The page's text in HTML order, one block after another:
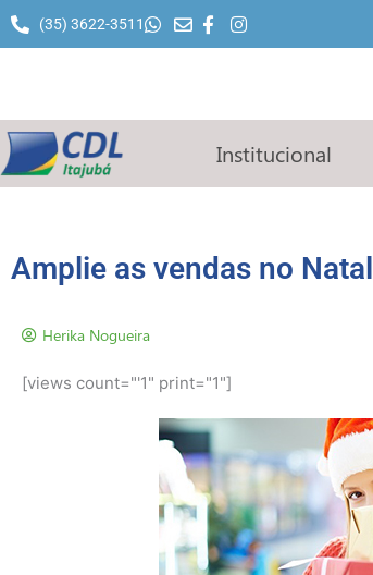
para
(35) 3622-3511
Institucional
Amplie as vendas no Natal
Herika Nogueira
[views count="'1" print="1"]